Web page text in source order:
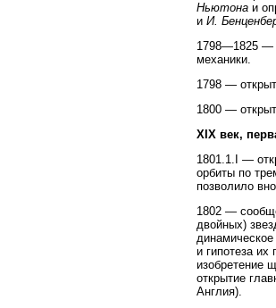
Ньютона и
и И.
1798—1825 —
механики.
1798 —
1800 —
XIX век,
1801.1.I —
орбиты по
позволило
1802 —
двойных)
и гипотеза
изобретение
открытие
Англия).